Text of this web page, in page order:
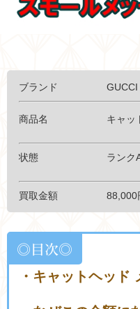
ブランド GUCCI
商品名 キャッ
状態 ランク
買取金額 88,000
◎目次◎
・ キャットヘッド